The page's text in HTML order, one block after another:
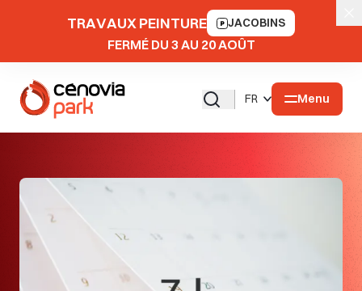
TRAVAUX PEINTURE JACOBINS
FERMÉ DU 3 AU 20 AOÛT
Menu